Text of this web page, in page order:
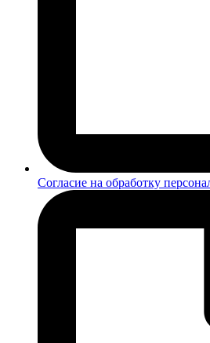
Согласие на обработку